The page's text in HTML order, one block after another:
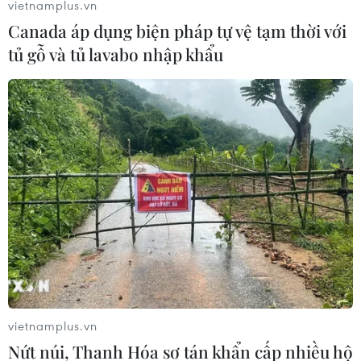
Mỹ thu hồi gần 1,6 triệu quả trứng do
nguy cơ nhiễm khuẩn Salmonella
24/07/2026 05:34
Venezuela ghi nhận 3 ca tử vong do
virus Hanta
22/07/2026 06:57
Sản phụ ở Australia sinh 4 bé gái
cùng trứng theo cách hoàn toàn tự
nhiên
22/07/2026 06:38
vietnamplus.vn
Canada áp dụng biện pháp tự vệ tạm thời với
tủ gỗ và tủ lavabo nhập khẩu
vietnamplus.vn
Nứt núi, Thanh Hóa sơ tán khẩn cấp nhiều hộ